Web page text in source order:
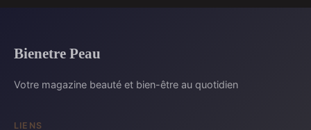
Bienetre Peau
Votre magazine beauté et bien-être au quotidien
LIENS